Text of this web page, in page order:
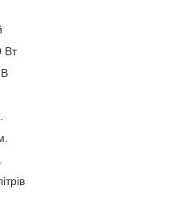
Вт